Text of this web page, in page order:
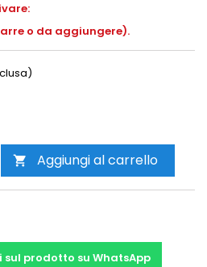
o da aggiungere).
 Aggiungi al carrello
prodotto su WhatsApp